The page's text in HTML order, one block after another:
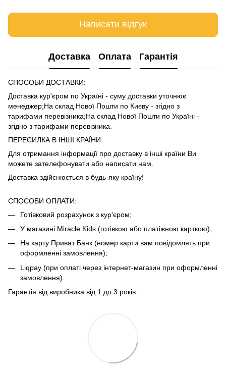
Написати відгук
Доставка Оплата Гарантія
СПОСОБИ ДОСТАВКИ:
Доставка кур'єром по Україні - суму доставки уточнює
менеджер;На склад Нової Пошти по Києву - згідно з
тарифами перевізника;На склад Нової Пошти по Україні -
згідно з тарифами перевізника
ПЕРЕСИЛКА В ІНШІ КРАЇНИ:
Для отримання інформації про доставку в інші країни Ви
можете зателефонувати або написати нам.
Доставка здійснюється в будь-яку країну!
СПОСОБИ ОПЛАТИ:
Готівковий розрахунок з кур'єром;
У магазині Miracle Kids (готівкою або платіжною карткою);
На карту Приват Банк (номер карти вам повідомлять при
оформленні замовлення);
Liqpay (при оплаті через інтернет-магазин при оформленні
замовлення).
Гарантія від виробника від 1 до 3 років.